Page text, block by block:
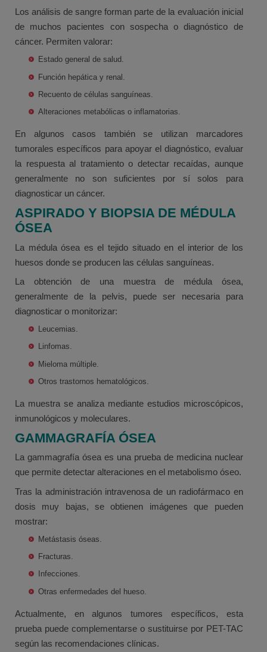
Los análisis de sangre forman parte de la evaluación inicial
de muchos pacientes con sospecha o diagnóstico de
cáncer. Permiten valorar:
Estado general de salud.
Función hepática y renal.
Recuento de células sanguíneas.
Alteraciones metabólicas o inflamatorias.
En algunos casos también se utilizan marcadores
tumorales específicos para apoyar el diagnóstico, evaluar
la respuesta al tratamiento o detectar recaídas, aunque
generalmente no son suficientes por sí solos para
diagnosticar un cáncer.
ASPIRADO Y BIOPSIA DE MÉDULA
ÓSEA
La médula ósea es el tejido situado en el interior de los
huesos donde se producen las células sanguíneas.
La obtención de una muestra de médula ósea,
generalmente de la pelvis, puede ser necesaria para
diagnosticar o monitorizar:
Leucemias.
Linfomas.
Mieloma múltiple.
Otros trastornos hematológicos.
La muestra se analiza mediante estudios microscópicos,
inmunológicos y moleculares.
GAMMAGRAFÍA ÓSEA
La gammagrafía ósea es una prueba de medicina nuclear
que permite detectar alteraciones en el metabolismo óseo.
Tras la administración intravenosa de un radiofármaco en
dosis muy bajas, se obtienen imágenes que pueden
mostrar:
Metástasis óseas.
Fracturas.
Infecciones.
Otras enfermedades del hueso.
Actualmente, en algunos tumores específicos, esta
prueba puede complementarse o sustituirse por PET-TAC
según las recomendaciones clínicas.